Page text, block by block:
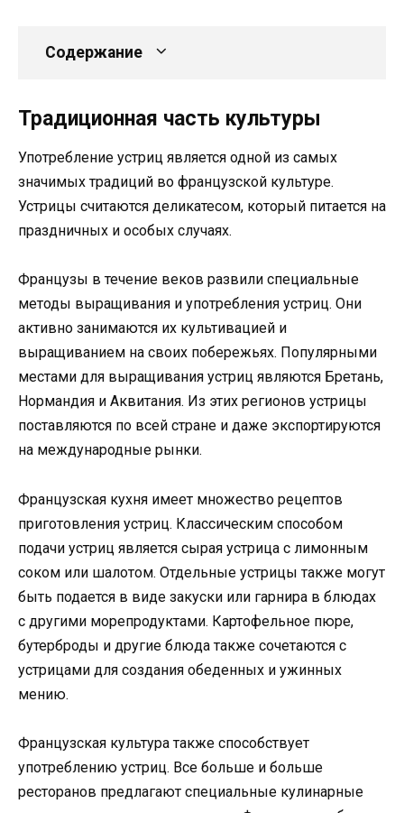
Содержание
Традиционная часть культуры
Употребление устриц является одной из самых
значимых традиций во французской культуре.
Устрицы считаются деликатесом, который питается на
праздничных и особых случаях.
Французы в течение веков развили специальные
методы выращивания и употребления устриц. Они
активно занимаются их культивацией и
выращиванием на своих побережьях. Популярными
местами для выращивания устриц являются Бретань,
Нормандия и Аквитания. Из этих регионов устрицы
поставляются по всей стране и даже экспортируются
на международные рынки.
Французская кухня имеет множество рецептов
приготовления устриц. Классическим способом
подачи устриц является сырая устрица с лимонным
соком или шалотом. Отдельные устрицы также могут
быть подается в виде закуски или гарнира в блюдах
с другими морепродуктами. Картофельное пюре,
бутерброды и другие блюда также сочетаются с
устрицами для создания обеденных и ужинных
мению.
Французская культура также способствует
употреблению устриц. Все больше и больше
ресторанов предлагают специальные кулинарные